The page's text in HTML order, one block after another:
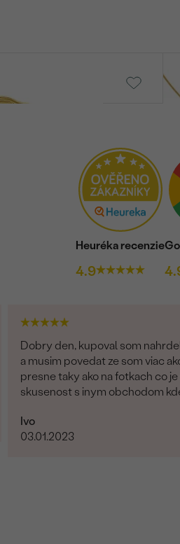
Heuréka recenzie
4.9
Dobry den, kupoval som
a musim povedat ze som viac
presne taky ako na fotkach co
skusenost s inym obchodom
presne velkostne sedi s realitou
sperk prisiel krasne zabaleny aj
Ivo
03.01.2023